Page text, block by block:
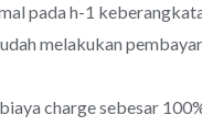
pada h-1
melakukan
charge sebesar